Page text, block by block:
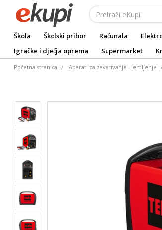
Škola Školski pribor Računala
Igračke i dječja oprema
Supermarket
Početna stranica Aparati za zavarivanje i lemljenje